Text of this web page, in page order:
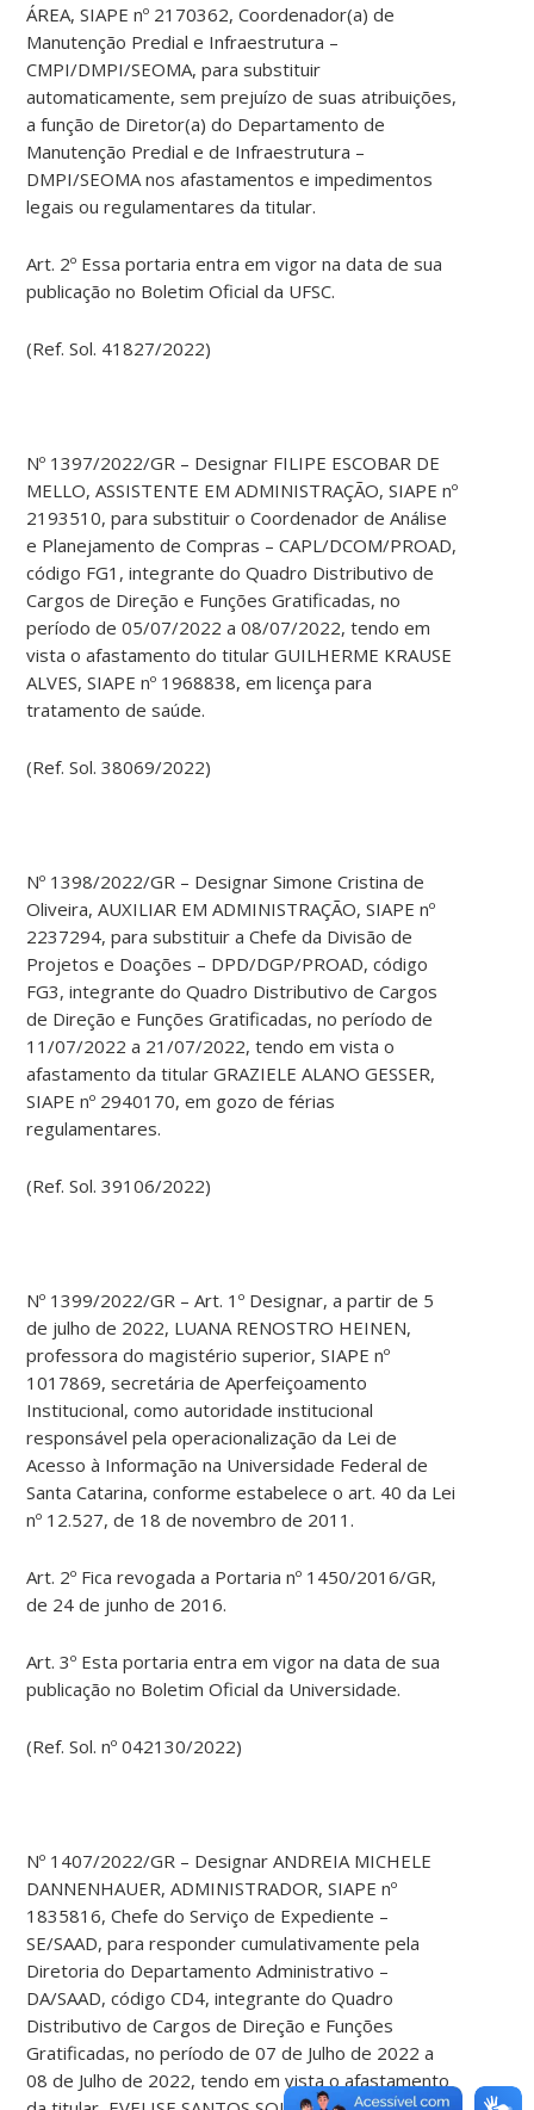
ÁREA, SIAPE nº 2170362, Coordenador(a) de
Manutenção Predial e Infraestrutura –
CMPI/DMPI/SEOMA, para substituir
automaticamente, sem prejuízo de suas atribuições,
a função de Diretor(a) do Departamento de
Manutenção Predial e de Infraestrutura –
DMPI/SEOMA nos afastamentos e impedimentos
legais ou regulamentares da titular.
Art. 2º Essa portaria entra em vigor na data de sua
publicação no Boletim Oficial da UFSC.
(Ref. Sol. 41827/2022)
Nº 1397/2022/GR – Designar FILIPE ESCOBAR DE
MELLO, ASSISTENTE EM ADMINISTRAÇÃO, SIAPE nº
2193510, para substituir o Coordenador de Análise
e Planejamento de Compras – CAPL/DCOM/PROAD,
código FG1, integrante do Quadro Distributivo de
Cargos de Direção e Funções Gratificadas, no
período de 05/07/2022 a 08/07/2022, tendo em
vista o afastamento do titular GUILHERME KRAUSE
ALVES, SIAPE nº 1968838, em licença para
tratamento de saúde.
(Ref. Sol. 38069/2022)
Nº 1398/2022/GR – Designar Simone Cristina de
Oliveira, AUXILIAR EM ADMINISTRAÇÃO, SIAPE nº
2237294, para substituir a Chefe da Divisão de
Projetos e Doações – DPD/DGP/PROAD, código
FG3, integrante do Quadro Distributivo de Cargos
de Direção e Funções Gratificadas, no período de
11/07/2022 a 21/07/2022, tendo em vista o
afastamento da titular GRAZIELE ALANO GESSER,
SIAPE nº 2940170, em gozo de férias
regulamentares.
(Ref. Sol. 39106/2022)
Nº 1399/2022/GR – Art. 1º Designar, a partir de 5
de julho de 2022, LUANA RENOSTRO HEINEN,
professora do magistério superior, SIAPE nº
1017869, secretária de Aperfeiçoamento
Institucional, como autoridade institucional
responsável pela operacionalização da Lei de
Acesso à Informação na Universidade Federal de
Santa Catarina, conforme estabelece o art. 40 da Lei
nº 12.527, de 18 de novembro de 2011.
Art. 2º Fica revogada a Portaria nº 1450/2016/GR,
de 24 de junho de 2016.
Art. 3º Esta portaria entra em vigor na data de sua
publicação no Boletim Oficial da Universidade.
(Ref. Sol. nº 042130/2022)
Nº 1407/2022/GR – Designar ANDREIA MICHELE
DANNENHAUER, ADMINISTRADOR, SIAPE nº
1835816, Chefe do Serviço de Expediente –
SE/SAAD, para responder cumulativamente pela
Diretoria do Departamento Administrativo –
DA/SAAD, código CD4, integrante do Quadro
Distributivo de Cargos de Direção e Funções
Gratificadas, no período de 07 de Julho de 2022 a
08 de Julho de 2022, tendo em vista o afastamento